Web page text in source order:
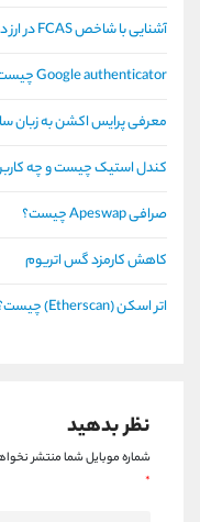
آشنایی با شاخص FCAS در ارز دیجیتال
Google authenticator چیست و چه کاربردی دارد؟
معرفی پرایس اکشن به زبان
کندل استیک چیست و چه
صرافی Apeswap چیست؟
کاهش کارمزد گس اتریوم
اتر اسکن (Etherscan) چیست؟
نظر بدهید
شماره موبایل شما منتشر
*